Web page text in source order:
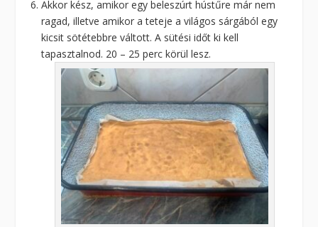
Akkor kész, amikor egy beleszúrt hústűre már nem
ragad, illetve amikor a teteje a világos sárgából egy
kicsit sötétebbre váltott. A sütési időt ki kell
tapasztalnod. 20 – 25 perc körül lesz.